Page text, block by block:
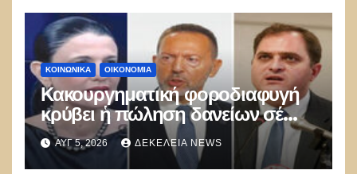
ΚΟΙΝΩΝΙΚΑ ΟΙΚΟΝΟΜΙΑ
Κακουργηματική φοροδιαφυγή
κρύβει ἡ πώληση δανείων σέ
funds
ΑΥΓ 5, 2026 ΔΕΚΈΛΕΙΑ NEWS